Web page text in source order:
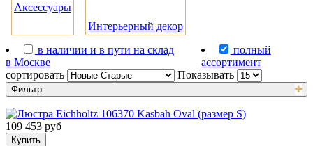
Аксессуары
Интерьерный декор
в наличии и в пути на склад
в Москве
полный
ассортимент
сортировать
Показывать
Фильтр
109 453 руб
Купить